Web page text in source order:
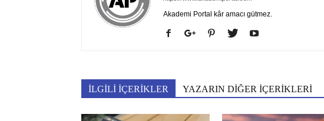
Akademi Portal kâr amacı gütmez.
İLGİLİ İÇERİKLER YAZARIN DİĞER İÇERİKLERİ